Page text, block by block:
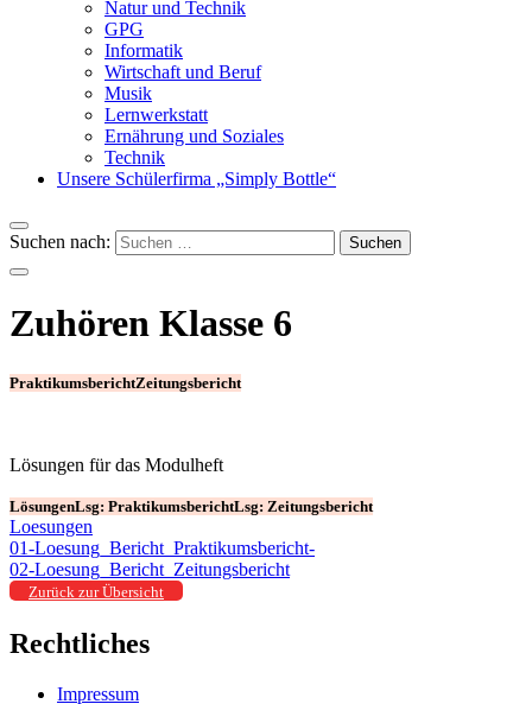
Natur und Technik
GPG
Informatik
Wirtschaft und Beruf
Musik
Lernwerkstatt
Ernährung und Soziales
Technik
Unsere Schülerfirma „Simply Bottle“
Suchen nach:
Zuhören Klasse 6
PraktikumsberichtZeitungsbericht
Lösungen für das Modulheft
LösungenLsg: PraktikumsberichtLsg: Zeitungsbericht
Loesungen
01-Loesung_Bericht_Praktikumsbericht-
02-Loesung_Bericht_Zeitungsbericht
Zurück zur Übersicht
Rechtliches
Impressum